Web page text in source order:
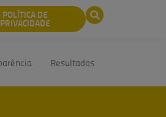
POLÍTICA DE
PRIVACIDADE
Resultados